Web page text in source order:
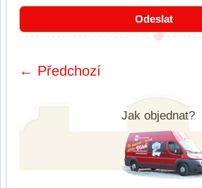
← Předchozí
Jak objednat?